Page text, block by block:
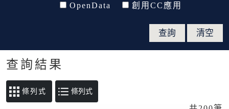
OpenData
創用CC應用
查詢結果
條列式